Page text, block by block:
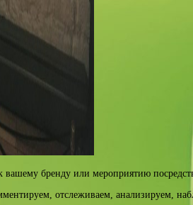
бренду или мероприятию
отслеживаем, анализируем,